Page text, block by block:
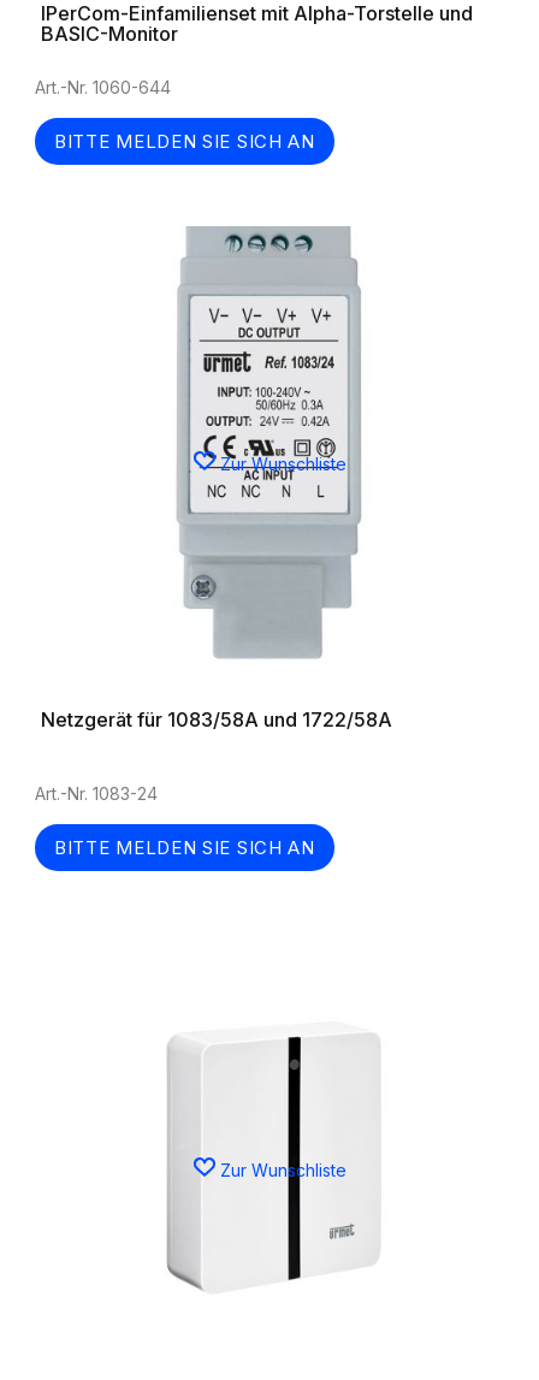
IPerCom-Einfamilienset mit Alpha-Torstelle und
BASIC-Monitor
Art.-Nr. 1060-644
BITTE MELDEN SIE SICH AN
Zur Wunschliste
Netzgerät für 1083/58A und 1722/58A
Art.-Nr. 1083-24
BITTE MELDEN SIE SICH AN
Zur Wunschliste